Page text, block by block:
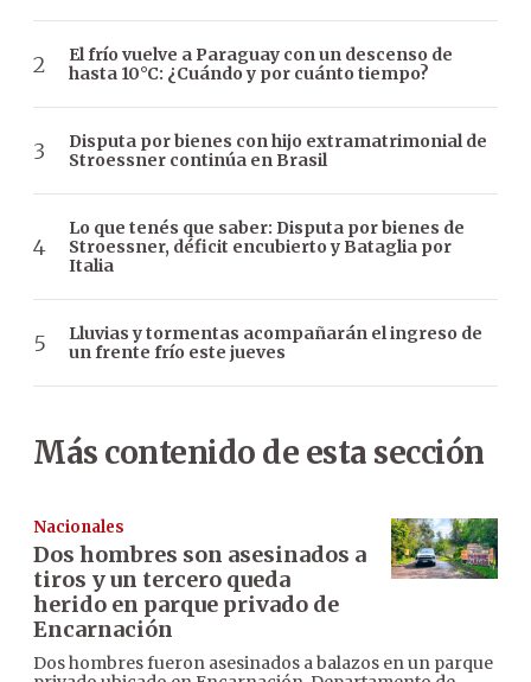
El frío vuelve a Paraguay con un descenso de
hasta 10°C: ¿Cuándo y por cuánto tiempo?
Disputa por bienes con hijo extramatrimonial de
Stroessner continúa en Brasil
Lo que tenés que saber: Disputa por bienes de
Stroessner, déficit encubierto y Bataglia por
Italia
Lluvias y tormentas acompañarán el ingreso de
un frente frío este jueves
Más contenido de esta sección
Nacionales
Dos hombres son asesinados a
tiros y un tercero queda
herido en parque privado de
Encarnación
Dos hombres fueron asesinados a balazos en un parque